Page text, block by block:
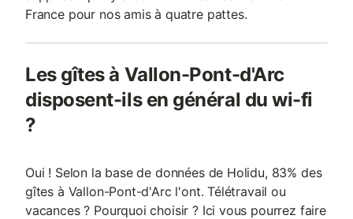
France pour nos amis à quatre pattes.
Les gîtes à Vallon-Pont-d'Arc
disposent-ils en général du wi-fi
?
Oui ! Selon la base de données de Holidu, 83% des
gîtes à Vallon-Pont-d'Arc l'ont. Télétravail ou
vacances ? Pourquoi choisir ? Ici vous pourrez faire